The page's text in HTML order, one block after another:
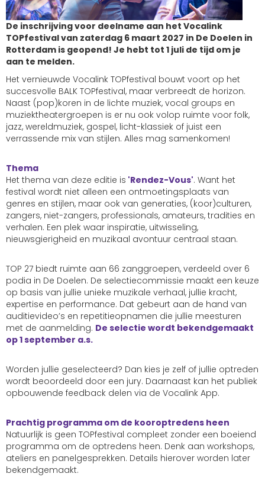
De inschrijving voor deelname aan het Vocalink
TOPfestival van zaterdag 6 maart 2027 in De Doelen in
Rotterdam is geopend! Je hebt tot 1 juli de tijd om je
aan te melden.
Het vernieuwde Vocalink TOPfestival bouwt voort op het
succesvolle BALK TOPfestival, maar verbreedt de horizon.
Naast (pop)koren in de lichte muziek, vocal groups en
muziektheatergroepen is er nu ook volop ruimte voor folk,
jazz, wereldmuziek, gospel, licht-klassiek of juist een
verrassende mix van stijlen. Alles mag samenkomen!
Thema
Het thema van deze editie is 'Rendez-Vous'. Want het
festival wordt niet alleen een ontmoetingsplaats van
genres en stijlen, maar ook van generaties, (koor)culturen,
zangers, niet-zangers, professionals, amateurs, tradities en
verhalen. Een plek waar inspiratie, uitwisseling,
nieuwsgierigheid en muzikaal avontuur centraal staan.
TOP 27 biedt ruimte aan 66 zanggroepen, verdeeld over 6
podia in De Doelen. De selectiecommissie maakt een keuze
op basis van jullie unieke muzikale verhaal, jullie kracht,
expertise en performance. Dat gebeurt aan de hand van
auditievideo’s en repetitieopnamen die jullie meesturen
met de aanmelding. De selectie wordt bekendgemaakt
op 1 september a.s.
Worden jullie geselecteerd? Dan kies je zelf of jullie optreden
wordt beoordeeld door een jury. Daarnaast kan het publiek
opbouwende feedback delen via de Vocalink App.
Prachtig programma om de kooroptredens heen
Natuurlijk is geen TOPfestival compleet zonder een boeiend
programma om de optredens heen. Denk aan workshops,
ateliers en panelgesprekken. Details hierover worden later
bekendgemaakt.